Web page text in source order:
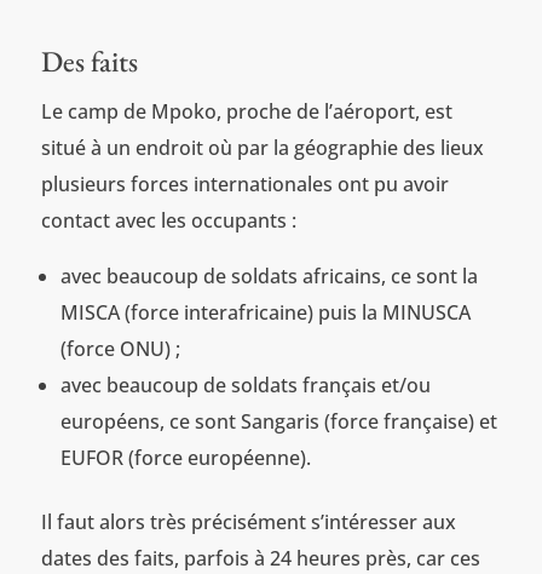
Des faits
Le camp de Mpoko, proche de l’aéroport, est
situé à un endroit où par la géographie des lieux
plusieurs forces internationales ont pu avoir
contact avec les occupants :
avec beaucoup de soldats africains, ce sont la
MISCA (force interafricaine) puis la MINUSCA
(force ONU) ;
avec beaucoup de soldats français et/ou
européens, ce sont Sangaris (force française) et
EUFOR (force européenne).
Il faut alors très précisément s’intéresser aux
dates des faits, parfois à 24 heures près, car ces